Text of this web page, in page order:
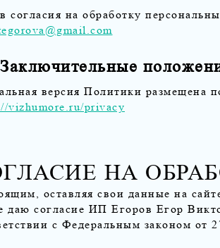
согласия на обработку
версия Политики размещена
vizhumore.ru/privacy
НА
оставляя свои данные на
даю согласие ИП Егоров Егор
с Федеральным законом